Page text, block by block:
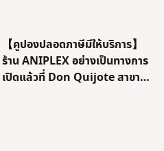
【คูปองปลอดภาษีมีให้บริการ】
ร้าน ANIPLEX อย่างเป็นทางการ
เปิดแล้วที่ Don Quijote สาขา